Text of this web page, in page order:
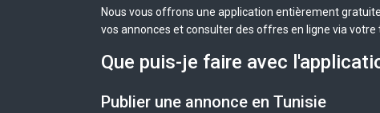
Nous vous offrons une application entièrement
vos annonces et consulter des offres en ligne via
Que puis-je faire avec
Publier une annonce en Tunisie